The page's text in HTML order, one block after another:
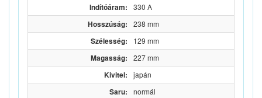
Indítóáram: 330 A
Hosszúság: 238 mm
Szélesség: 129 mm
Magasság: 227 mm
Kivitel: japán
Saru: normál